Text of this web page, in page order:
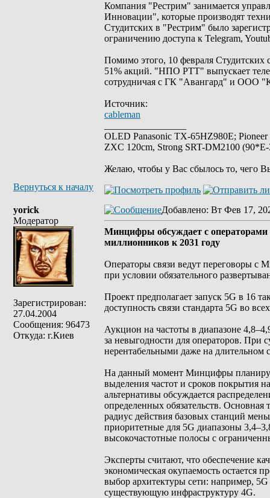
Компания "Рестрим" занимается
Инновации", которые производят
Студитских в "Рестрим" было
ограничению доступа к Telegram,
Помимо этого, 10 февраля
51% акций. "НПО РТТ" выпускает
сотрудничая с ГК "Авангард" и ООО
Источник:
cableman
OLED Panasonic TX-65HZ980E;
ZXC 120cm, Strong SRT-DM2100
Желаю, чтобы у Вас сбылось то, чего
Вернуться к началу
yorick
Модератор
Зарегистрирован:
27.04.2004
Сообщения: 96473
Откуда: г.Киев
Добавлено: Вт Фев 17,
Минцифры обсуждает с операторами
миллионников к 2031 году
Операторы связи ведут переговоры с
при условии обязательного
Проект предполагает запуск 5G в 16
доступность связи стандарта 5G во
Аукцион на частоты в диапазоне
за невыгодности для операторов. При
нерентабельными даже на
На данный момент Минцифры
выделения частот и сроков покрытия
альтернативы обсуждается
определенных обязательств. Основная
радиус действия базовых станций
приоритетные для 5G диапазоны
высокочастотные полосы с
Эксперты считают, что обеспечение
экономическая окупаемость остается
выбор архитектуры сети: например, 5G
существующую инфраструктуру 4G.